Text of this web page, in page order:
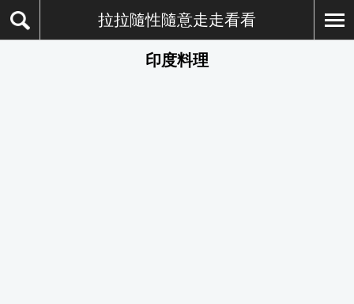
拉拉隨性隨意走走看看
印度料理